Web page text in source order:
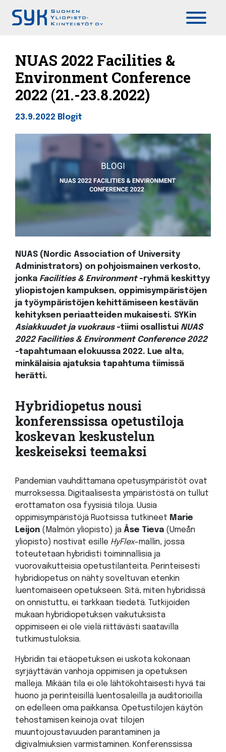
NUAS 2022 Facilities &
Environment Conference
2022 (21.-23.8.2022)
23.9.2022 Blogit
NUAS (Nordic Association of University
Administrators) on pohjoismainen verkosto,
jonka Facilities & Environment-ryhmä keskittyy
yliopistojen kampuksen, oppimisympäristöjen
ja työympäristöjen kehittämiseen kestävän
kehityksen periaatteiden mukaisesti. SYKin
Asiakkuudet ja vuokraus-tiimi osallistui NUAS
2022 Facilities & Environment Conference 2022
-tapahtumaan elokuussa 2022. Lue alta,
minkälaisia ajatuksia tapahtuma tiimissä
herätti.
Hybridiopetus nousi
konferenssissa opetustiloja
koskevan keskustelun
keskeiseksi teemaksi
Pandemian vauhdittamana opetusympäristöt ovat
murroksessa. Digitaalisesta ympäristöstä on tullut
erottamaton osa fyysisiä tiloja. Uusia
oppimisympäristöjä Ruotsissa tutkineet Marie
Leijon (Malmön yliopisto) ja Åse Tieva (Umeån
yliopisto) nostivat esille HyFlex-mallin, jossa
toteutetaan hybridisti toiminnallisia ja
vuorovaikutteisia opetustilanteita. Perinteisesti
hybridiopetus on nähty soveltuvan etenkin
luentomaiseen opetukseen. Sitä, miten hybridissä
on onnistuttu, ei tarkkaan tiedetä. Tutkijoiden
mukaan hybridiopetuksen vaikutuksista
oppimiseen ei ole vielä riittävästi saatavilla
tutkimustuloksia.
Hybridin tai etäopetuksen ei uskota kokonaan
syrjäyttävän vanhoja oppimisen ja opetuksen
malleja. Mikään tila ei ole lähtökohtaisesti hyvä tai
huono ja perinteisillä luentosaleilla ja auditorioilla
on edelleen oma paikkansa. Opetustilojen käytön
tehostamisen keinoja ovat tilojen
muuntojoustavuuden parantaminen ja
digivalmiuksien varmistaminen. Konferenssissa